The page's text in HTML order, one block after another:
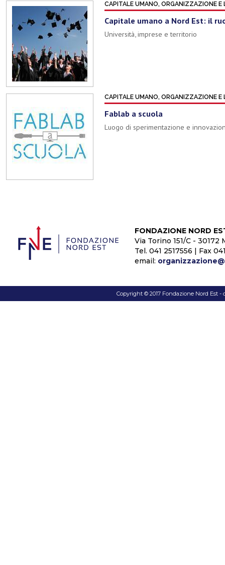
CAPITALE UMANO, ORGANIZZAZIONE E
Capitale umano a Nord Est: il
Università, imprese e territorio
CAPITALE UMANO, ORGANIZZAZIONE E
Fablab a scuola
Luogo di sperimentazione e
FONDAZIONE NORD
Via Torino 151/C - 30172
Tel. 041 2517556 | Fax
email:
Copyright © 2017 Fondazione Nord Est -